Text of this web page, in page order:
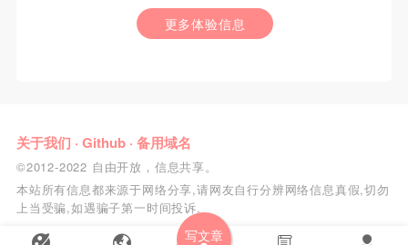
写文章
更多体验信息
关于我们 · Github· 备用域名
©2012-2022 自由开放，信息共享。
本站所有信息都来源于网络分享,请网友自行分辨网络信息真假,切勿
上当受骗,如遇骗子第一时间投诉.